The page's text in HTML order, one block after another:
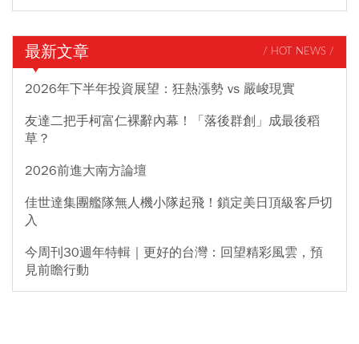
最新文章 / HOT NEWS /
2026年下半年投資展望：狂熱漲勢 vs 嚴峻現實
友達二把手柯富仁裸辭內幕！「落後群創」成最後稻
草？
2026前進大南方論壇
佳世達集團艦隊無人機小隊起飛！鎖定美日頂級客戶切
入
今周刊30週年特輯｜更好的台灣：回望精彩風雲，預
見前瞻行動